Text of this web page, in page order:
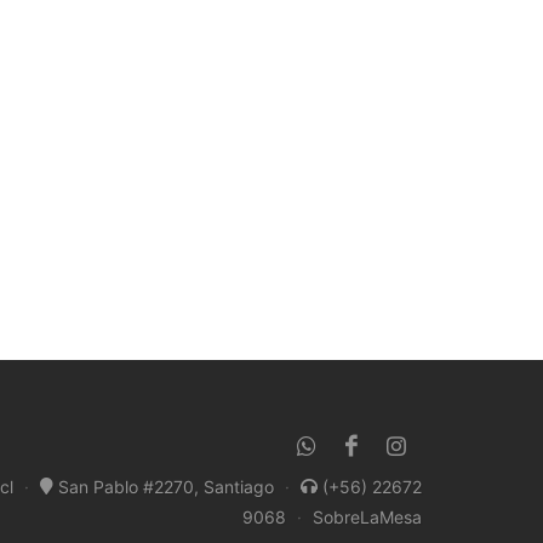
· San Pablo #2270, Santiago ·
(+56) 22672
9068
· SobreLaMesa